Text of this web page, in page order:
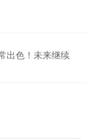
出色！未来继续